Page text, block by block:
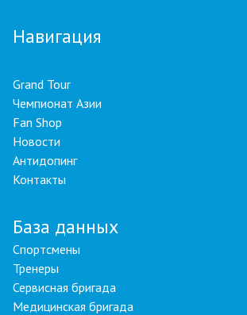
Навигация
Grand Tour
Чемпионат Азии
Fan Shop
Новости
Антидопинг
Контакты
База данных
Спортсмены
Тренеры
Сервисная бригада
Медицинская бригада